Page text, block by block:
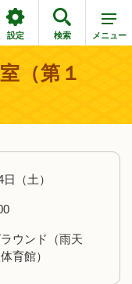
設定 検索 メニュー
（第１
（土）
ウンド（雨天
育館）